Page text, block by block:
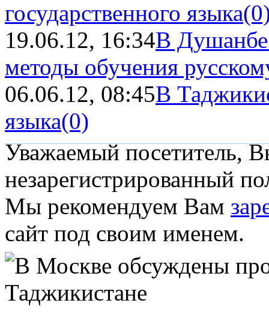
государственного языка
19.06.12, 16:34В Душанбе
методы обучения
06.06.12, 08:45В
языка(0)
Уважаемый посетитель,
незарегистрированный
Мы рекомендуем Вам
сайт под своим именем.